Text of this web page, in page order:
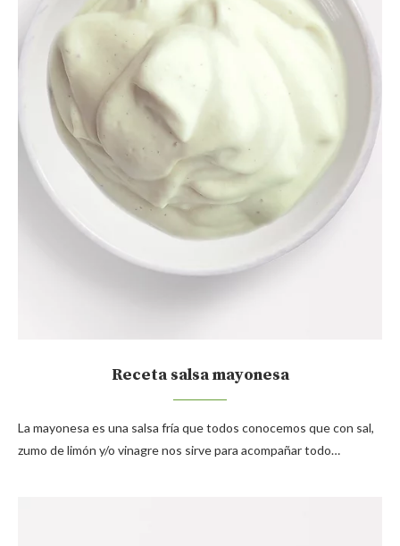
Receta salsa mayonesa
La mayonesa es una salsa fría que todos conocemos que con sal,
zumo de limón y/o vinagre nos sirve para acompañar todo…